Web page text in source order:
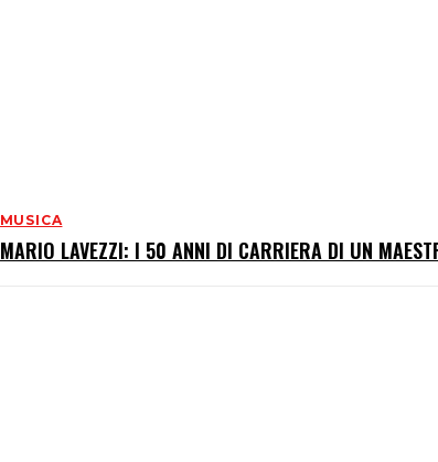
MUSICA
MARIO LAVEZZI: I 50 ANNI DI CARRIERA DI UN